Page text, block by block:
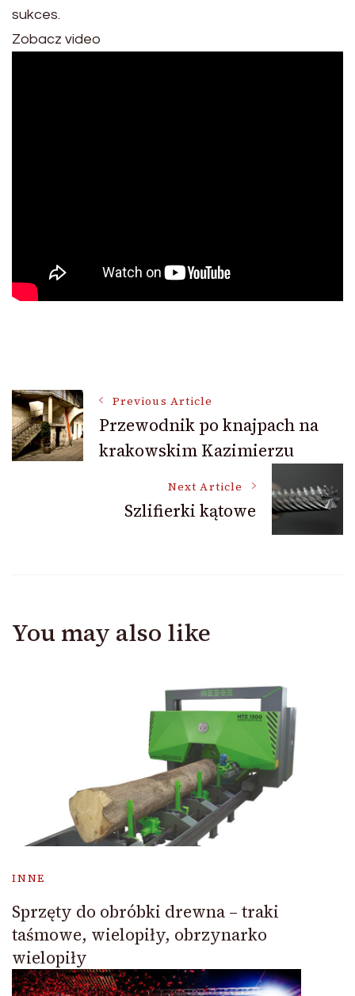
sukces.
Zobacz video
Post
Navigation
Previous Article
Przewodnik po knajpach na
krakowskim Kazimierzu
Next Article
Szlifierki kątowe
You may also like
INNE
Sprzęty do obróbki drewna – traki
taśmowe, wielopiły, obrzynarko
wielopiły